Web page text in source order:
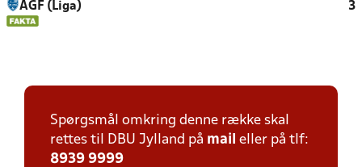
AGF (Liga)
3
Spørgsmål omkring denne række skal
rettes til DBU Jylland på mail eller på tlf:
8939 9999